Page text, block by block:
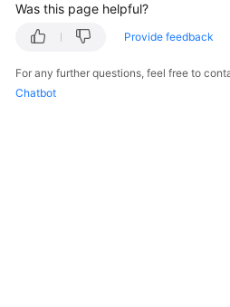
Guide
Practices
Was this page helpful?
Provide feedback
For any further questions, feel free to
Chatbot